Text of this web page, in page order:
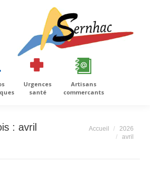
Urgences
santé
Artisans
commercants
: avril
Vous êtes ici :
Accueil
2026
avril